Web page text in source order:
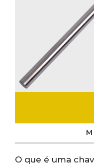
O que é uma